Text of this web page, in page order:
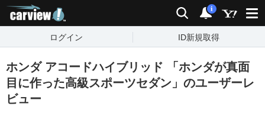
検索 通知
i
ログイン ID新規取得
ホンダ アコードハイブリッド 「ホンダが真面
目に作った高級スポーツセダン」のユーザーレ
ビュー